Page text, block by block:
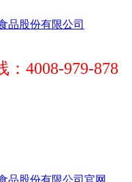
4008-979-878